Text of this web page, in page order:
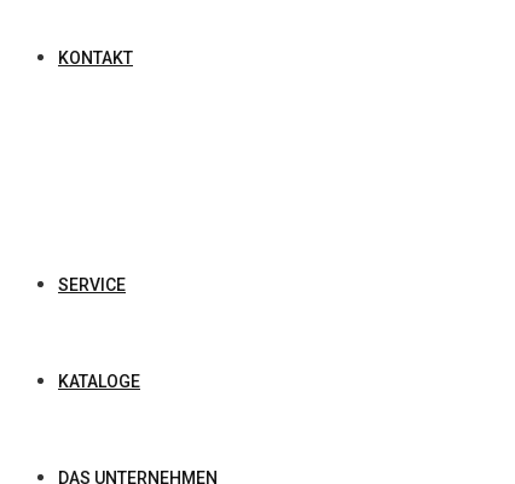
KONTAKT
SERVICE
KATALOGE
DAS UNTERNEHMEN